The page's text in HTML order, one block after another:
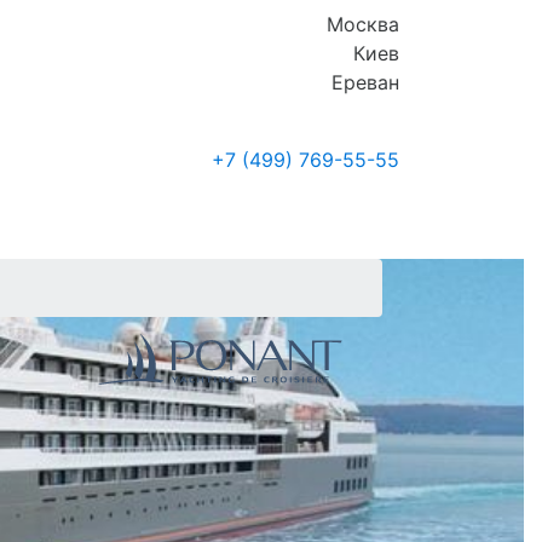
Москва
Киев
Ереван
+7 (499) 769-55-55